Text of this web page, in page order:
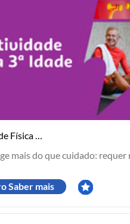
E-book - Centro de Atividade Física para a 3ª Idade
mais do que cuidado: requer
Saber mais